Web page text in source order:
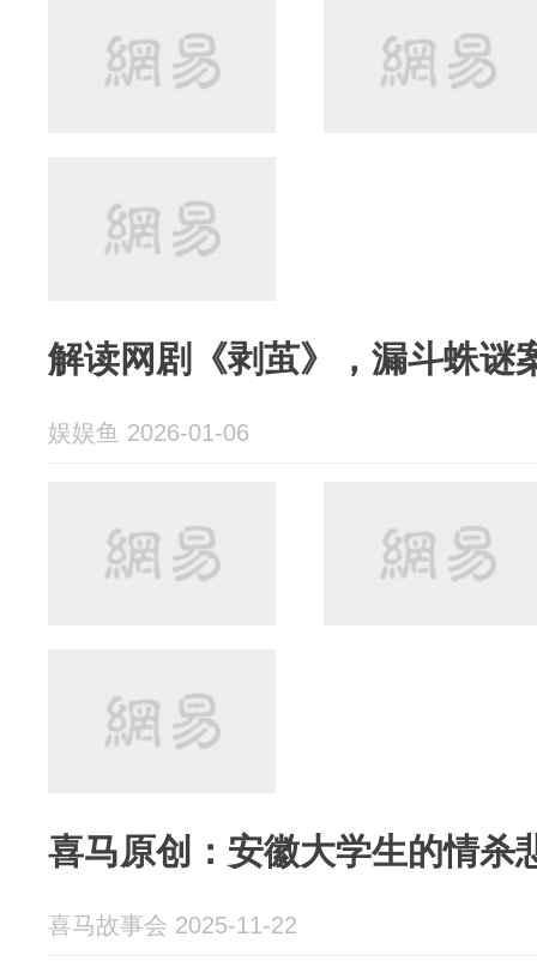
解读网剧《剥茧》，漏斗蛛谜
娱娱鱼 2026-01-06
喜马原创：安徽大学生的情杀
喜马故事会 2025-11-22